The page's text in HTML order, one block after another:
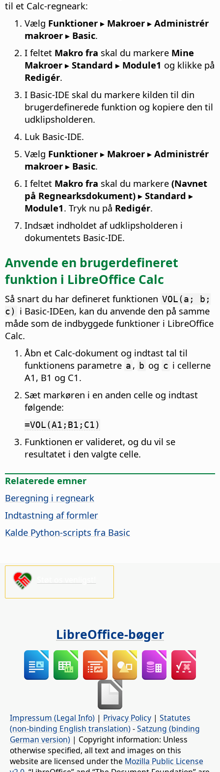
til et Calc-regneark:
Vælg Funktioner ▸ Makroer ▸ Administrér
makroer ▸ Basic.
I feltet Makro fra skal du markere Mine
Makroer ▸ Standard ▸ Module1 og klikke på
Redigér.
I Basic-IDE skal du markere kilden til din
brugerdefinerede funktion og kopiere den til
udklipsholderen.
Luk Basic-IDE.
Vælg Funktioner ▸ Makroer ▸ Administrér
makroer ▸ Basic.
I feltet Makro fra skal du markere (Navnet
på Regnearksdokument) ▸ Standard ▸
Module1. Tryk nu på Redigér.
Indsæt indholdet af udklipsholderen i
dokumentets Basic-IDE.
Anvende en brugerdefineret
funktion i LibreOffice Calc
Så snart du har defineret funktionen VOL(a; b;
c)
i Basic-IDEen, kan du anvende den på samme
måde som de indbyggede funktioner i LibreOffice
Calc.
Åbn et Calc-dokument og indtast tal til
funktionens parametre a , b og c i cellerne
A1, B1 og C1.
Sæt markøren i en anden celle og indtast
følgende:
=VOL(A1;B1;C1)
Funktionen er valideret, og du vil se
resultatet i den valgte celle.
Relaterede emner
Beregning i regneark
Indtastning af formler
Kalde Python-scripts fra Basic
LibreOffice-bøger
Impressum (Legal Info) | Privacy Policy | Statutes
(non-binding English translation) -Satzung (binding
German version) | Copyright information: Unless
otherwise specified, all text and images on this
website are licensed under the Mozilla Public License